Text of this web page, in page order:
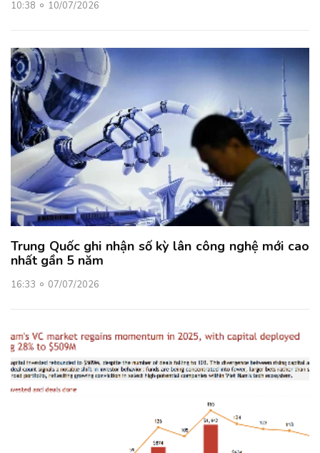
10:38 10/07/2026
Trung Quốc ghi nhận số kỳ lân công nghệ mới cao
nhất gần 5 năm
16:33 07/07/2026